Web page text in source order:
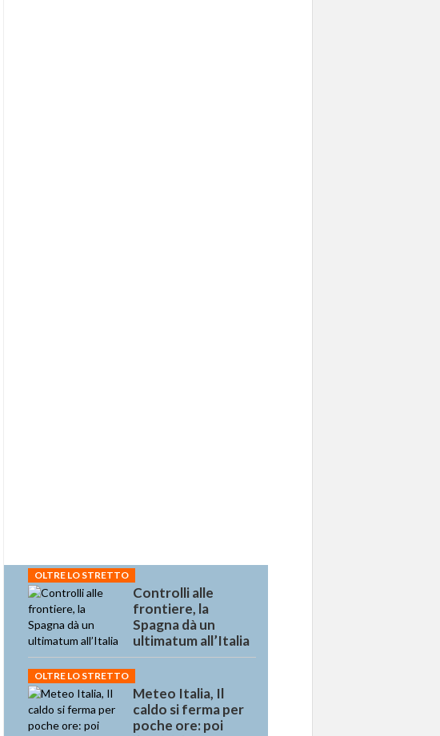
OLTRE LO STRETTO
Controlli alle
frontiere, la
Spagna dà un
ultimatum all’Italia
OLTRE LO STRETTO
Meteo Italia, Il
caldo si ferma per
poche ore: poi